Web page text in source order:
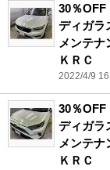
30％
ディガ
メンテ
ＫＲＣ
2022/4/9
30％
ディガ
メンテ
ＫＲＣ